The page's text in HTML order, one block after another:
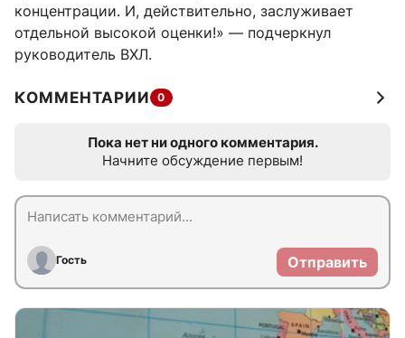
концентрации. И, действительно, заслуживает
отдельной высокой оценки!» — подчеркнул
руководитель ВХЛ.
КОММЕНТАРИИ 0
Пока нет ни одного комментария.
Начните обсуждение первым!
Гость Отправить